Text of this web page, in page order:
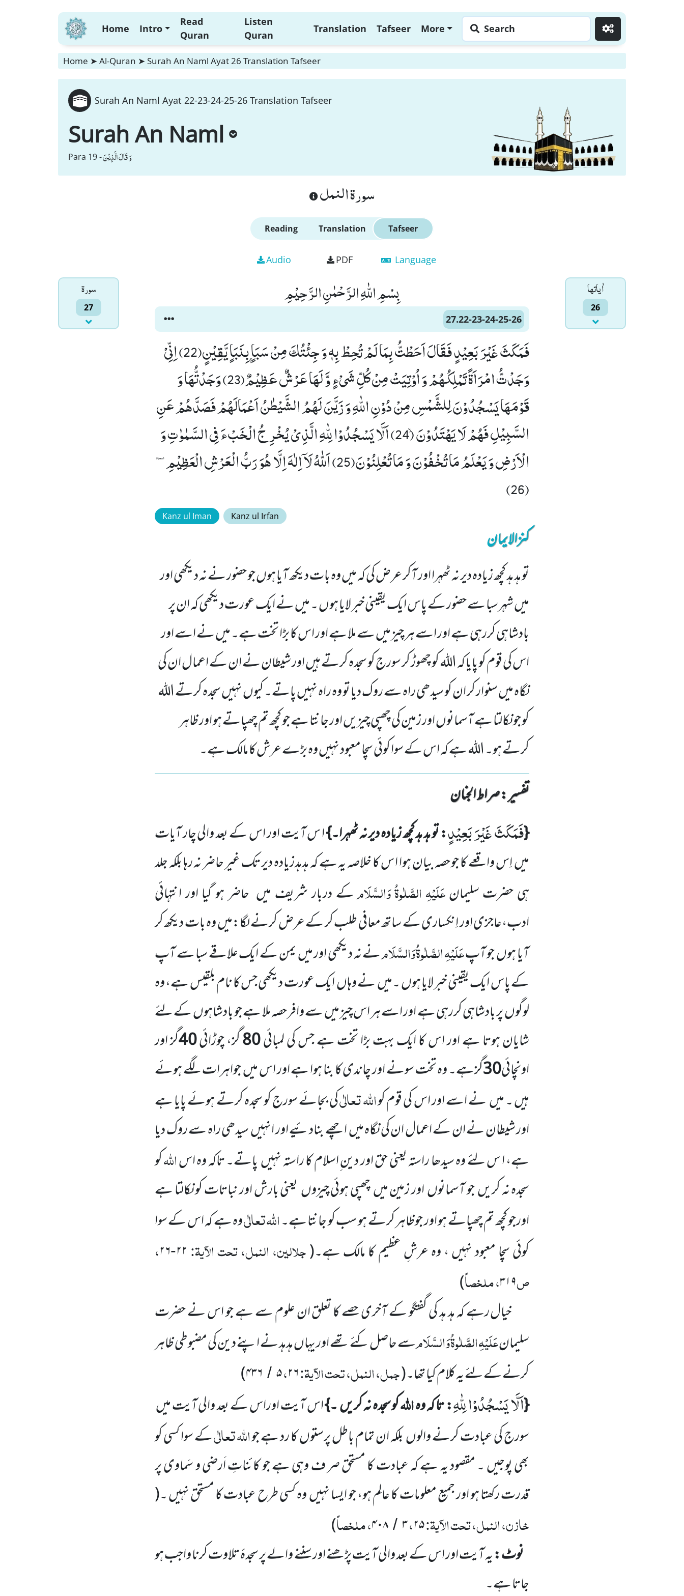
Home Intro
Read
Quran
Listen
Quran
Translation Tafseer More Search
Home ➤ Al-Quran ➤ Surah An Naml Ayat 26 Translation Tafseer
Surah An Naml Ayat 22-23-24-25-26 Translation Tafseer
Surah An Naml
Para 19 -وَ قَالَ الَّذِیْنَ
سورة النمل
Reading Translation Tafseer
Audio PDF Language
سورۃ
27
اٰياتها
26
بِسْمِ اللّٰهِ الرَّحْمٰنِ الرَّحِیْمِ
27.22-23-24-25-26
فَمَكَثَ غَیْرَ بَعِیْدٍ فَقَالَ اَحَطْتُّ بِمَا لَمْ تُحِطْ بِهٖ وَ جِئْتُكَ مِنْ سَبَاٍۭ بِنَبَاٍ یَّقِیْنٍ(22) اِنِّیْ
وَجَدْتُّ امْرَاَةً تَمْلِكُهُمْ وَ اُوْتِیَتْ مِنْ كُلِّ شَیْءٍ وَّ لَهَا عَرْشٌ عَظِیْمٌ(23) وَجَدْتُّهَا وَ
قَوْمَهَا یَسْجُدُوْنَ لِلشَّمْسِ مِنْ دُوْنِ اللّٰهِ وَ زَیَّنَ لَهُمُ الشَّیْطٰنُ اَعْمَالَهُمْ فَصَدَّهُمْ عَنِ
السَّبِیْلِ فَهُمْ لَا یَهْتَدُوْنَۙ (24) اَلَّا یَسْجُدُوْا لِلّٰهِ الَّذِیْ یُخْرِ جُ الْخَبْءَ فِی السَّمٰوٰتِ وَ
الْاَرْضِ وَ یَعْلَمُ مَا تُخْفُوْنَ وَ مَا تُعْلِنُوْنَ(25) اَللّٰهُ لَاۤ اِلٰهَ اِلَّا هُوَ رَبُّ الْعَرْشِ الْعَظِیْمِ۩
(26)
Kanz ul Iman Kanz ul Irfan
کنزالایمان
تو ہد ہد کچھ زیادہ دیر نہ ٹھہرا اور آکر عرض کی کہ میں وہ بات دیکھ آیا ہوں جو حضور نے نہ دیکھی اور
میں شہر سبا سے حضور کے پاس ایک یقینی خبر لایا ہوں ۔ میں نے ایک عورت دیکھی کہ ان پر
بادشاہی کررہی ہے اور اسے ہر چیز میں سے ملا ہے اور اس کا بڑا تخت ہے۔ میں نے اسے اور
اس کی قوم کو پایا کہ اللہ کو چھوڑ کر سورج کو سجدہ کرتے ہیں اور شیطان نے ان کے اعمال ان کی
نگاہ میں سنوار کر ان کو سیدھی راہ سے روک دیا تو وہ راہ نہیں پاتے۔ کیوں نہیں سجدہ کرتے اللہ
کو جو نکالتا ہے آسمانوں اور زمین کی چھپی چیزیں اور جانتا ہے جو کچھ تم چھپاتے ہو اور ظاہر
کرتے ہو۔ اللہ ہے کہ اس کے سوا کوئی سچا معبود نہیں وہ بڑے عرش کا مالک ہے۔
تفسیر : ‎صراط الجنان
{فَمَكَثَ غَیْرَ بَعِیْدٍ: تو ہد ہد کچھ زیادہ دیر نہ ٹھہرا۔}ا س آیت اور اس کے بعد والی چار آیات
میںاِس واقعے کا جو حصہ بیان ہوا ا س کا خلاصہ یہ ہے کہہدہدزیادہ دیر تک غیر حاضر نہ رہا بلکہ جلد
ہی حضرت سلیمانعَلَیْہِالصَّلٰوۃُوَالسَّلَامکے دربارشریف میں حاضر ہو گیا اور انتہائی
ادب،عاجزی اور اِنکساری کے ساتھ معافی طلب کر کے عرض کرنے لگا:میں وہ بات دیکھ کر
آیا ہوںجو آپعَلَیْہِالصَّلٰوۃُوَالسَّلَامنے نہ دیکھی اور میںیمن کے ایک علاقے سبا سے آپ
کے پاس ایک یقینی خبر لایا ہوں ۔میںنے وہاںایک عورت دیکھی جس کا نام بلقیس ہے، وہ
لوگوںپر بادشاہی کررہی ہے اور اسے ہر اس چیز میںسے وافر حصہ ملا ہے جو بادشاہوںکے لئے
شایان ہوتا ہے اور اس کا ایک بہت بڑا تخت ہے جس کی لمبائی80گز، چوڑائی40گز اور
اونچائی30گزہے۔ وہ تخت سونے اور چاندی کا بنا ہوا ہے اور اس میںجواہرات لگے ہوئے
ہیں ۔ میںنے اسے اور اس کی قوم کواللہتعالٰیکی بجائے سورج کو سجدہ کرتے ہوئے پایا ہے
اور شیطان نے ان کے اعمال ان کی نگاہ میںاچھے بنادئیے اور انہیںسیدھی راہ سے روک دیا
ہے، ا س لئے وہ سیدھا راستہ یعنی حق اور دین ِاسلام کا راستہنہیںپاتے۔ تاکہ وہ اساللہکو
سجدہ نہ کریںجو آسمانوںاور زمین میںچھپی ہوئی چیزوںیعنی بارش اور نباتاتکو نکالتاہے
اورجو کچھ تم چھپاتے ہو اور جوظاہر کرتے ہو سب کو جانتا ہے۔اللہتعالٰیوہ ہے کہ اس کے سوا
کوئی سچا معبودنہیں ، وہ عرشِ عظیم کا مالک ہے۔(جلالین، النمل، تحت الآیۃ:۲۲-۲۶،
ص۳۱۹، ملخصاً)
خیال رہے کہ ہد ہد کی گفتگو کے آخری حصے کا تعلق ان علوم سے ہے جو اس نے حضرت
سلیمانعَلَیْہِالصَّلٰوۃُوَالسَّلَامسے حاصل کئے تھے اور یہاں ہدہد نے اپنے دین کی مضبوطی ظاہر
کرنے کے لئے یہ کلام کیا تھا۔(جمل، النمل، تحت الآیۃ:۲۶،۵ / ۴۳۶)
{اَلَّا یَسْجُدُوْا لِلّٰهِ:تا کہ وہاللہکو سجدہ نہ کریں۔}اس آیت اوراس کے بعد والی آیت میں
سورج کی عبادت کرنے والوںبلکہ ان تمام باطل پرستوںکا رد ہے جواللہتعالٰیکے سوا کسی کو
بھی پوجیں ۔ مقصود یہ ہے کہ عبادت کا مستحق صر ف وہیہے جو کائناتِ اَرضی و سَماوی پر
قدرت رکھتا ہو اور جمیع معلومات کا عالِم ہو، جو ایسا نہیںوہ کسی طرح عبادت کا مستحق نہیں ۔(
خازن، النمل، تحت الآیۃ:۲۵،۳ / ۴۰۸، ملخصاً)
نوٹ :یہ آیت اور اس کے بعد والی آیت پڑھنے اور سننے والے پر سجدۂ تلاوت کرنا واجب ہو
جاتا ہے۔